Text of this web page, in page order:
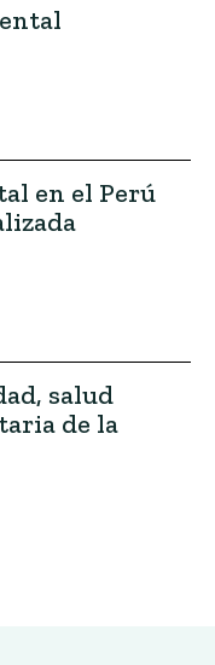
en el Perú
salud
de la